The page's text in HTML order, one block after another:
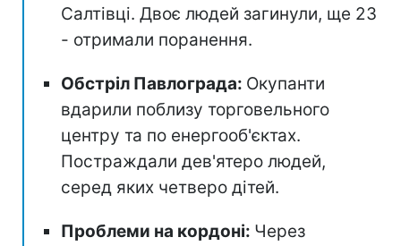
Салтівці. Двоє людей загинули, ще 23
- отримали поранення.
Обстріл Павлограда: Окупанти
вдарили поблизу торговельного
центру та по енергооб'єктах.
Постраждали дев'ятеро людей,
серед яких четверо дітей.
Проблеми на кордоні: Через